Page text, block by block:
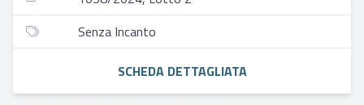
Senza Incanto
SCHEDA DETTAGLIATA